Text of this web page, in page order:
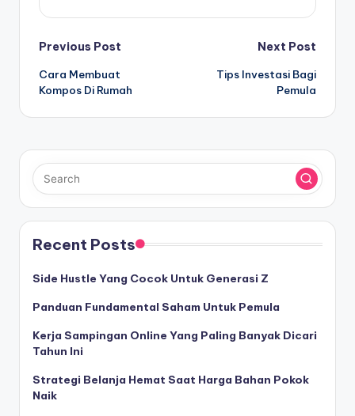
Post
navigation
Previous Post
Cara Membuat
Kompos Di Rumah
Next Post
Tips Investasi Bagi
Pemula
Recent Posts
Side Hustle Yang Cocok Untuk Generasi Z
Panduan Fundamental Saham Untuk Pemula
Kerja Sampingan Online Yang Paling Banyak Dicari
Tahun Ini
Strategi Belanja Hemat Saat Harga Bahan Pokok
Naik